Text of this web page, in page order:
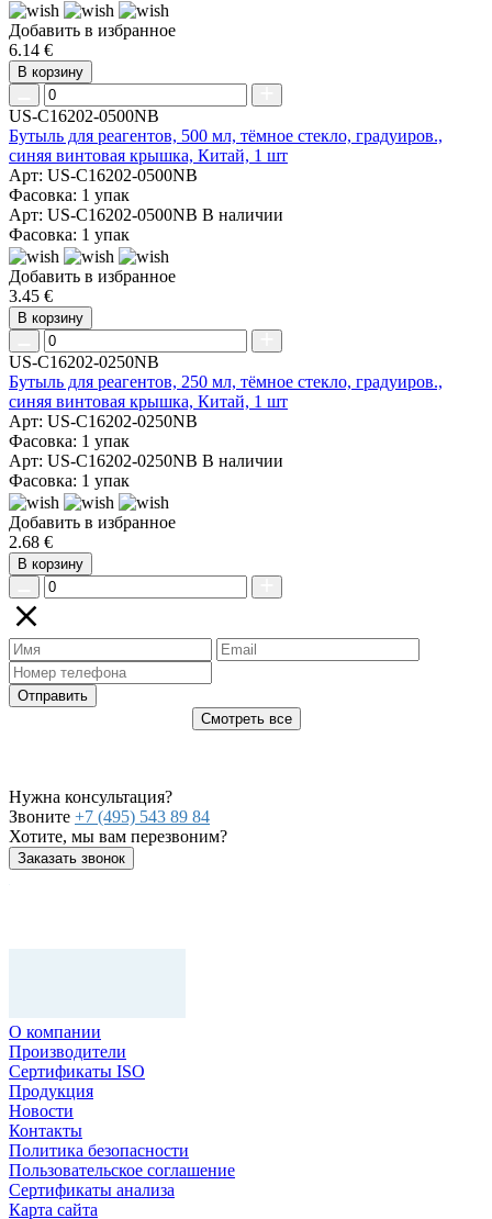
Добавить в избранное
6.14 €
В корзину
US-C16202-0500NB
Бутыль для реагентов, 500 мл, тёмное стекло, градуиров.,
синяя винтовая крышка, Китай, 1 шт
Арт: US-C16202-0500NB
Фасовка: 1 упак
Арт: US-C16202-0500NB В наличии
Фасовка: 1 упак
Добавить в избранное
3.45 €
В корзину
US-C16202-0250NB
Бутыль для реагентов, 250 мл, тёмное стекло, градуиров.,
синяя винтовая крышка, Китай, 1 шт
Арт: US-C16202-0250NB
Фасовка: 1 упак
Арт: US-C16202-0250NB В наличии
Фасовка: 1 упак
Добавить в избранное
2.68 €
В корзину
Отправить
Смотреть все
Нужна консультация?
Звоните +7 (495) 543 89 84
Хотите, мы вам перезвоним?
Заказать звонок
О компании
Производители
Сертификаты ISO
Продукция
Новости
Контакты
Политика безопасности
Пользовательское соглашение
Сертификаты анализа
Карта сайта